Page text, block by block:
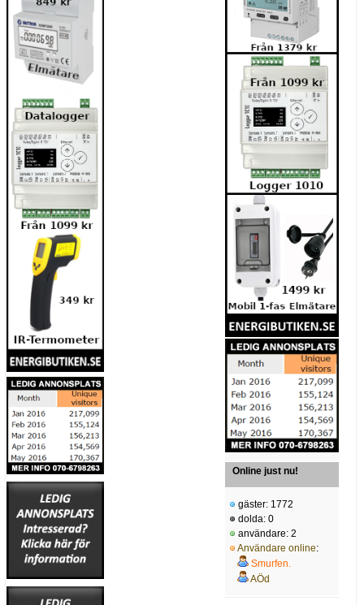
Online just nu!
gäster: 1772
dolda: 0
användare: 2
Användare online:
Smurfen.
AÖd